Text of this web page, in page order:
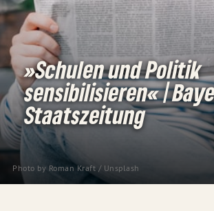
Photo by Roman Kraft / Unsplash
»Schulen und Politik
sensibilisieren« |
Staatszeitung